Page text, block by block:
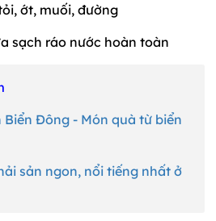
ớt, muối, đường
sạch ráo nước hoàn toàn
Đông - Món quà từ biển
sản ngon, nổi tiếng nhất ở